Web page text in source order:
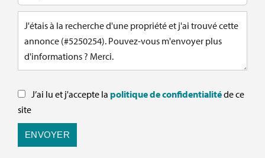
J’ai lu et j'accepte la politique de confidentialitéde ce
site
ENVOYER